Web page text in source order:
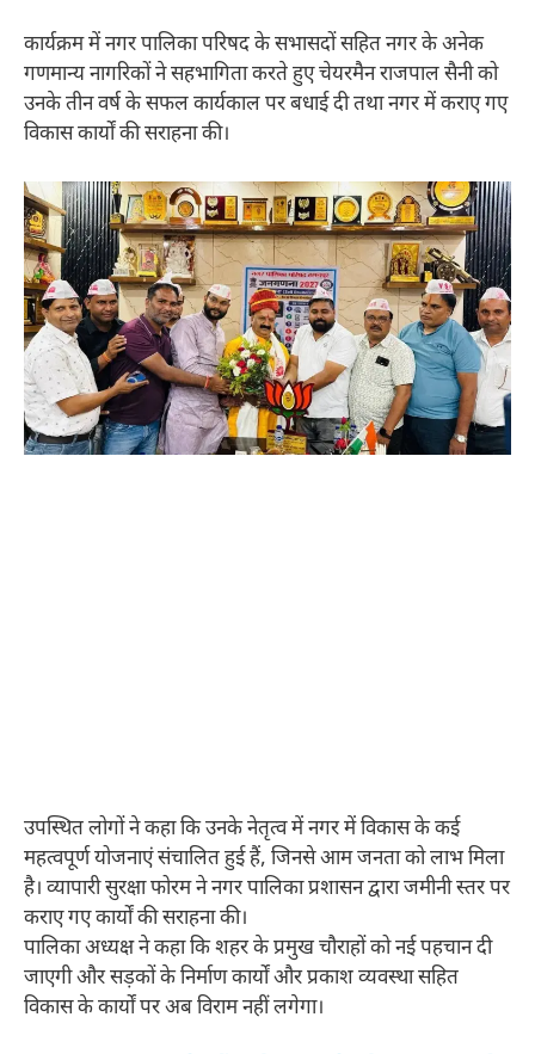
कार्यक्रम में नगर पालिका परिषद के सभासदों सहित नगर के अनेक
गणमान्य नागरिकों ने सहभागिता करते हुए चेयरमैन राजपाल सैनी को
उनके तीन वर्ष के सफल कार्यकाल पर बधाई दी तथा नगर में कराए गए
विकास कार्यों की सराहना की।
उपस्थित लोगों ने कहा कि उनके नेतृत्व में नगर में विकास के कई
महत्वपूर्ण योजनाएं संचालित हुई हैं, जिनसे आम जनता को लाभ मिला
है। व्यापारी सुरक्षा फोरम ने नगर पालिका प्रशासन द्वारा जमीनी स्तर पर
कराए गए कार्यों की सराहना की।
पालिका अध्यक्ष ने कहा कि शहर के प्रमुख चौराहों को नई पहचान दी
जाएगी और सड़कों के निर्माण कार्यों और प्रकाश व्यवस्था सहित
विकास के कार्यों पर अब विराम नहीं लगेगा।